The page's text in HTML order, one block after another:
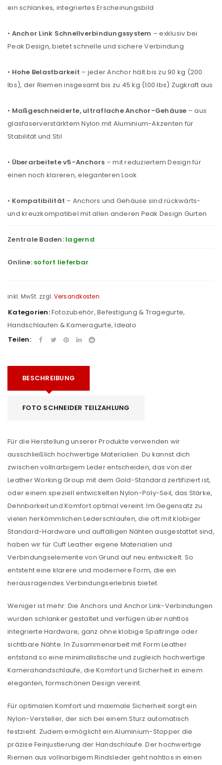
Benutzername oder E-Mail-Adresse*
Passwort*
ein schlankes, integriertes Erscheinungsbild
• Anchor Link Schnellverbindungssystem – exklusiv bei
Peak Design, bietet schnelle und sichere Verbindung
• Hohe Belastbarkeit – jeder Anchor hält bis zu 90 kg (200
lbs), der Riemen insgesamt bis zu 45 kg (100 lbs) Zugkraft aus
• Maßgeschneiderte, ultraflache Anchor-Gehäuse – aus
glasfaserverstärktem Nylon mit Aluminium-Akzenten für
Stabilität und Stil
• Überarbeitete v5-Anchors – mit reduziertem Design für
einen noch klareren, eleganteren Look
• Kompatibilität – Anchors und Gehäuse sind rückwärts-
und kreuzkompatibel mit allen anderen Peak Design Gurten
Zentrale Baden: lagernd
Online: sofort lieferbar
inkl. MwSt. zzgl. Versandkosten
Kategorien:Fotozubehör, Befestigung & Tragegurte,
Handschlaufen & Kameragurte,Idealo
Teilen:
BESCHREIBUNG
FOTO SCHNEIDER TEILZAHLUNG
Für die Herstellung unserer Produkte verwenden wir
ausschließlich hochwertige Materialien. Du kannst dich
zwischen vollnarbigem Leder entscheiden, das von der
Leather Working Group mit dem Gold-Standard zertifiziert ist,
oder einem speziell entwickelten Nylon-Poly-Seil, das Stärke,
Dehnbarkeit und Komfort optimal vereint. Im Gegensatz zu
vielen herkömmlichen Lederschlaufen, die oft mit klobiger
Standard-Hardware und auffälligen Nähten ausgestattet sind,
haben wir für Cuff Leather eigene Materialien und
Verbindungselemente von Grund auf neu entwickelt. So
entsteht eine klarere und modernere Form, die ein
herausragendes Verbindungserlebnis bietet.
Weniger ist mehr: Die Anchors und Anchor Link-Verbindungen
wurden schlanker gestaltet und verfügen über nahtlos
integrierte Hardware, ganz ohne klobige Spaltringe oder
sichtbare Nähte. In Zusammenarbeit mit Form Leather
entstand so eine minimalistische und zugleich hochwertige
Kamerahandschlaufe, die Komfort und Sicherheit in einem
eleganten, formschönen Design vereint.
Für optimalen Komfort und maximale Sicherheit sorgt ein
Nylon-Versteller, der sich bei einem Sturz automatisch
festzieht. Zudem ermöglicht ein Aluminium-Stopper die
präzise Feinjustierung der Handschlaufe. Der hochwertige
Riemen aus vollnarbigem Rindsleder geht nahtlos in einen